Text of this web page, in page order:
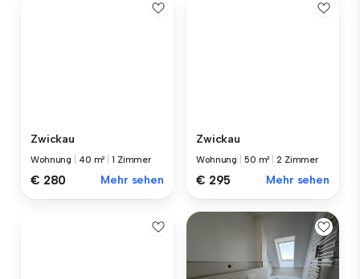
Zwickau
Wohnung 40 m² |1 Zimmer
€ 280 Mehr sehen
Zwickau
Wohnung 50 m² |2 Zimmer
€ 295 Mehr sehen